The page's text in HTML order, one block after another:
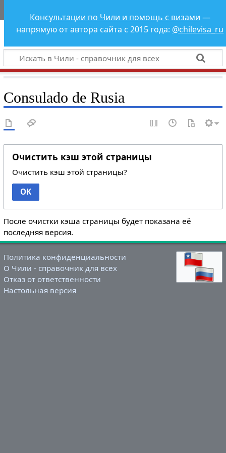
Чили - справочник
для всех
Консультации по Чили и помощь с визами —
напрямую от автора сайта с 2015 года: @chilevisa_ru
Consulado de Rusia
Очистить кэш этой страницы
Очистить кэш этой страницы?
OK
После очистки кэша страницы будет показана её
последняя версия.
Политика конфиденциальности
О Чили - справочник для всех
Отказ от ответственности
Настольная версия